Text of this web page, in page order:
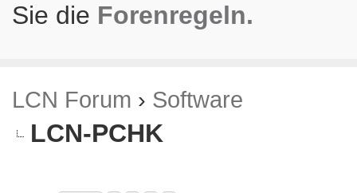
Sie die Forenregeln.
LCN Forum › Software
LCN-PCHK